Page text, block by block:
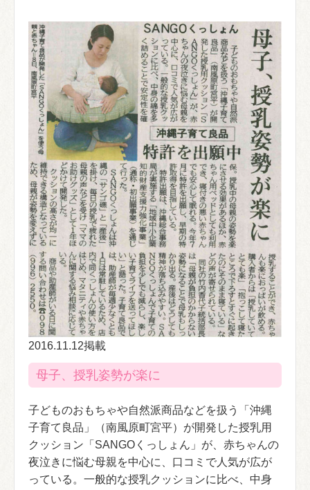
2016.11.12掲載
母子、授乳姿勢が楽に
子どものおもちゃや自然派商品などを扱う「沖縄
子育て良品」（南風原町宮平）が開発した授乳用
クッション「SANGOくっしょん」が、赤ちゃんの
夜泣きに悩む母親を中心に、口コミで人気が広が
っている。一般的な授乳クッションに比べ、中身